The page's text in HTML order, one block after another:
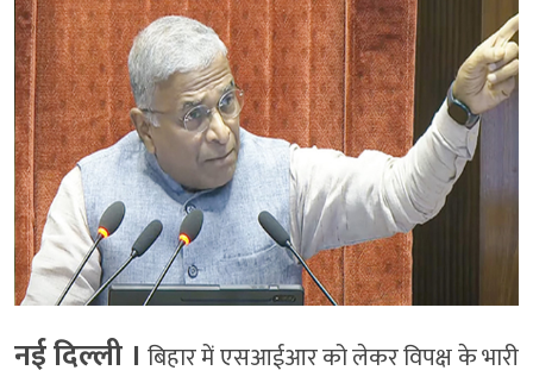
नई दिल्ली । बिहार में एसआईआर को लेकर विपक्ष के भारी